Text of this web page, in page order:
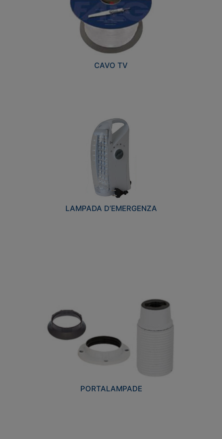
CAVO TV
LAMPADA D’EMERGENZA
PORTALAMPADE